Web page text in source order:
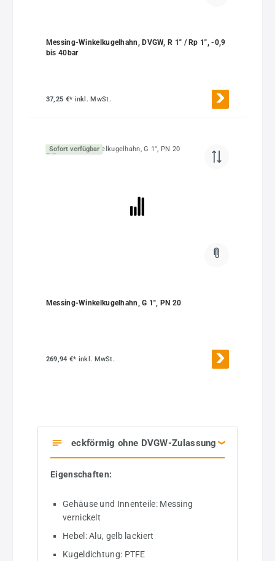
Messing-Winkelkugelhahn, DVGW, R 1" / Rp 1", -0,9
bis 40bar
37,25 €* inkl. MwSt.
Sofort verfügbar
Messing-Winkelkugelhahn, G 1", PN 20
269,94 €* inkl. MwSt.
eckförmig ohne DVGW-Zulassung
Eigenschaften:
Gehäuse und Innenteile: Messing
vernickelt
Hebel: Alu, gelb lackiert
Kugeldichtung: PTFE